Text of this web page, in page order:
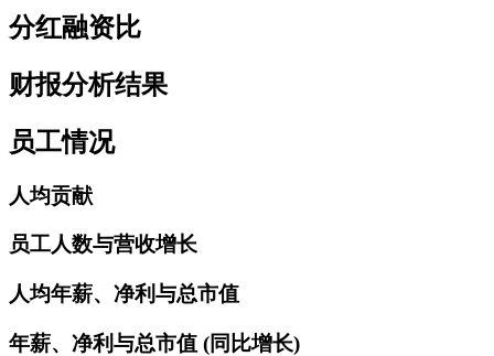
分红融资比
财报分析结果
员工情况
人均贡献
员工人数与营收增长
人均年薪、净利与总市值
年薪、净利与总市值 (同比增长)